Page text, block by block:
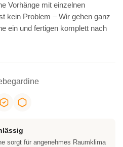
Vorhänge mit einzelnen
kein Problem – Wir gehen ganz
ein und fertigen komplett nach
sorgt für angenehmes Raumklima